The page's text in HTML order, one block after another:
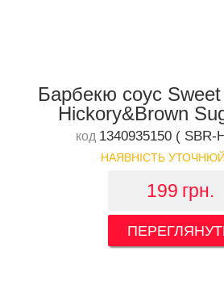
Барбекю соус Sweet
Hickory&Brown
код 1340935150 ( SBR-
НАЯВНІСТЬ
199 грн.